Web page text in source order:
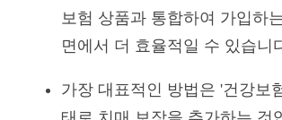
보험 상품과 통합하여 가입하
면에서 더 효율적일 수 있습니
가장 대표적인 방법은 '건강보